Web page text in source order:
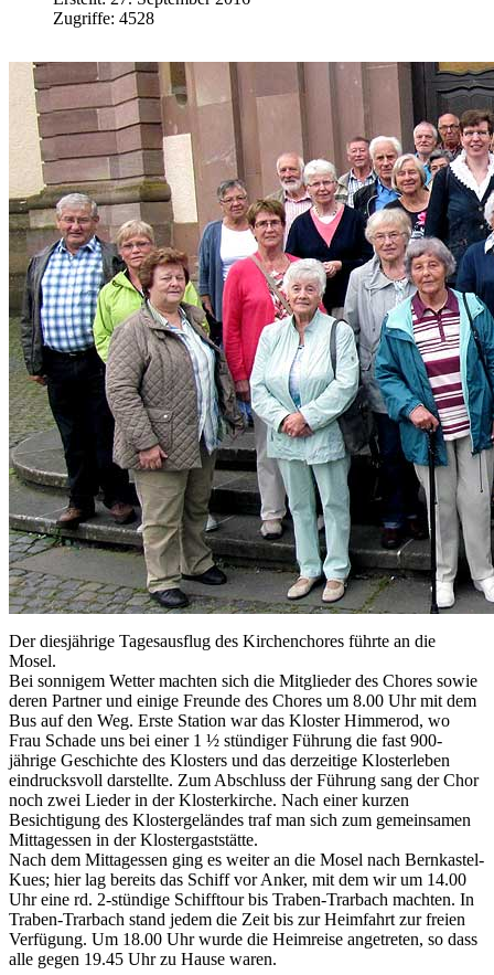
Zugriffe: 4528
Der diesjährige Tagesausflug des Kirchenchores führte an die
Mosel.
Bei sonnigem Wetter machten sich die Mitglieder des Chores sowie
deren Partner und einige Freunde des Chores um 8.00 Uhr mit dem
Bus auf den Weg. Erste Station war das Kloster Himmerod, wo
Frau Schade uns bei einer 1 ½ stündiger Führung die fast 900-
jährige Geschichte des Klosters und das derzeitige Klosterleben
eindrucksvoll darstellte. Zum Abschluss der Führung sang der Chor
noch zwei Lieder in der Klosterkirche. Nach einer kurzen
Besichtigung des Klostergeländes traf man sich zum gemeinsamen
Mittagessen in der Klostergaststätte.
Nach dem Mittagessen ging es weiter an die Mosel nach Bernkastel-
Kues; hier lag bereits das Schiff vor Anker, mit dem wir um 14.00
Uhr eine rd. 2-stündige Schifftour bis Traben-Trarbach machten. In
Traben-Trarbach stand jedem die Zeit bis zur Heimfahrt zur freien
Verfügung. Um 18.00 Uhr wurde die Heimreise angetreten, so dass
alle gegen 19.45 Uhr zu Hause waren.